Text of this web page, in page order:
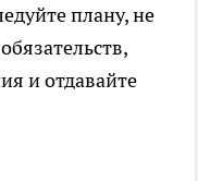
плану, не
и отдавайте